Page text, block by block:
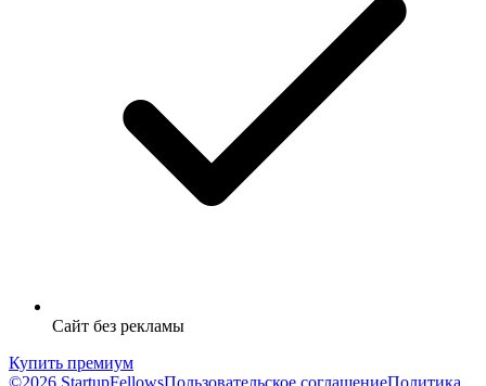
Сайт без рекламы
Купить премиум